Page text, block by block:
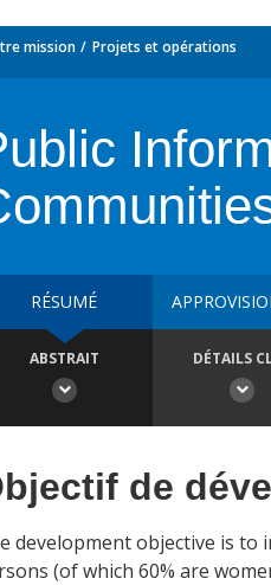
mission Projets et opérations
RÉSUMÉ
ABSTRAIT DÉTAILS
de
development objective is to
(of which 60% are